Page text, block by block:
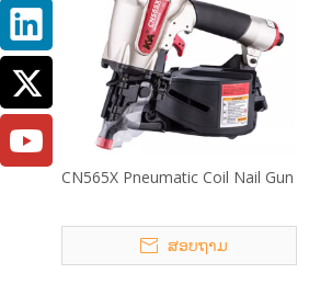
CN565X Pneumatic Coil Nail Gun
ສອບຖາມ